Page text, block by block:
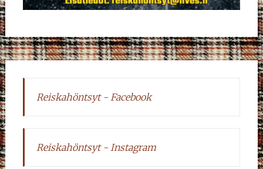
Reiskahöntsyt - Facebook
Reiskahöntsyt - Instagram